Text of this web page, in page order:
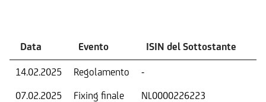
Data Evento ISIN del Sottostante
14.02.2025 Regolamento -
07.02.2025
Fixing finale NL0000226223